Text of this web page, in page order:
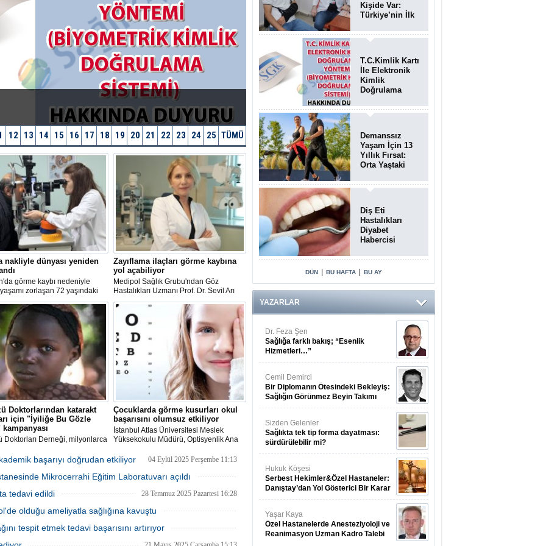
12 13 14 15 16 17 18 19 20 21 22 23 24 25 TÜMÜ
nakliyle dünyası yeniden
görme kaybı nedeniyle
zorlaşan 72 yaşındaki
Yıldıran, sağ gözüne yapılan
nakliyle yaşam kalitesini geri
Zayıflama ilaçları görme kaybına
yol açabiliyor
Medipol Sağlık Grubu'ndan Göz
Hastalıkları Uzmanı Prof. Dr. Sevil Arı
Yaylalı, son dönemde kullanımı artan
zayıflama ilaçlarının nadir de olsa kalıcı
görme kaybına neden olabileceği
uyarısında bulundu.
Doktorlarından katarakt
için "İyiliğe Bu Gözle
kampanyası
Doktorları Derneği, milyonlarca
kaybetme riskiyle
coğrafyalarda "İyiliğe Bu
kampanyası başlattı.
Çocuklarda görme kusurları okul
başarısını olumsuz etkiliyor
İstanbul Atlas Üniversitesi Meslek
Yüksekokulu Müdürü, Optisyenlik Ana
"Okula başlamadan önce yapılacak
kapsamlı bir göz muayenesi,
başarıyı doğrudan etkiliyor 04 Eylül 2025 Perşembe 11:13
Mikrocerrahi Eğitim Laboratuvarı açıldı
05 Ağustos 2025 Salı 16:28
tedavi edildi 28 Temmuz 2025 Pazartesi 16:28
olduğu ameliyatla sağlığına kavuştu
28 Temmuz 2025 Pazartesi 10:53
tespit etmek tedavi başarısını artırıyor
01 Temmuz 2025 Salı 13:13
Kişide Var:
Türkiye’nin İlk
Sendromu
Vakası
Teşhis Edildi
T.C.Kimlik Kartı
İle Elektronik
Kimlik
Doğrulama
(Biyometrik
Kimlik
Sistemi)
07.08.2026
Demanssız
Yaşam İçin 13
Yıllık Fırsat:
Orta Yaştaki
Beyin Sağlığını
Belirliyor
Diş Eti
Hastalıkları
Diyabet
Habercisi
Sağlığı Ve
Şeker
Yönlü Bağ
DÜN BU HAFTA BU AY
YAZARLAR
Dr. Feza Şen
Sağlığa farklı bakış; “Esenlik
Hizmetleri…”
Cemil Demirci
Bir Diplomanın Ötesindeki Bekleyiş:
Sağlığın Görünmez Beyin Takımı
Sizden Gelenler
Sağlıkta tek tip forma dayatması:
sürdürülebilir mi?
Hukuk Köşesi
Serbest Hekimler&Özel Hastaneler:
Danıştay’dan Yol Gösterici Bir Karar
Yaşar Kaya
Özel Hastanelerde Anesteziyoloji ve
Reanimasyon Uzman Kadro Talebi